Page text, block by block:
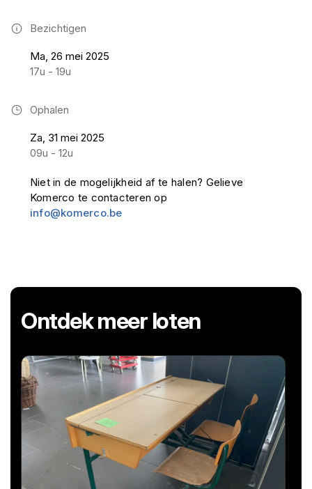
Bezichtigen
Ma, 26 mei 2025
17u - 19u
Ophalen
Za, 31 mei 2025
09u - 12u
Niet in de mogelijkheid af te halen? Gelieve
Komerco te contacteren op
info@komerco.be
Ontdek meer loten